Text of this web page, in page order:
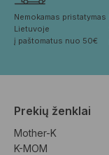
Nemokamas pristatymas
Lietuvoje
į paštomatus nuo 50€
Prekių ženklai
Mother-K
K-MOM